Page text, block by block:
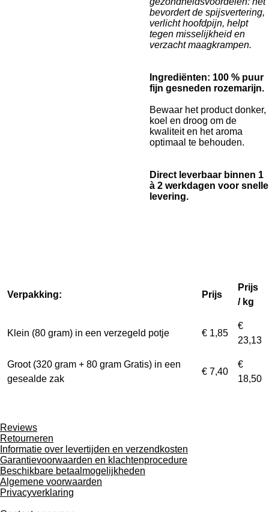
bevordert de spijsvertering,
verlicht hoofdpijn, helpt
tegen misselijkheid en
verzacht maagkrampen.
Ingrediënten: 100 % puur
fijn gesneden rozemarijn.
Bewaar het product donker,
koel en droog om de
kwaliteit en het aroma
optimaal te behouden.
Direct leverbaar binnen 1
à 2 werkdagen voor snelle
levering.
Verpakking: Prijs
Prijs
/ kg
Klein (80 gram) in een verzegeld potje € 1,85
€
23,13
Groot (320 gram + 80 gram Gratis) in een
gesealde zak
€ 7,40
€
18,50
Reviews
Retourneren
Informatie over levertijden en verzendkosten
Garantievoorwaarden en klachtenprocedure
Beschikbare betaalmogelijkheden
Algemene voorwaarden
Privacyverklaring